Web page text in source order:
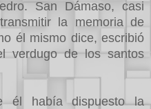
San Dámaso, casi
la memoria de
él mismo dice, escribió
verdugo de los santos
él había dispuesto la